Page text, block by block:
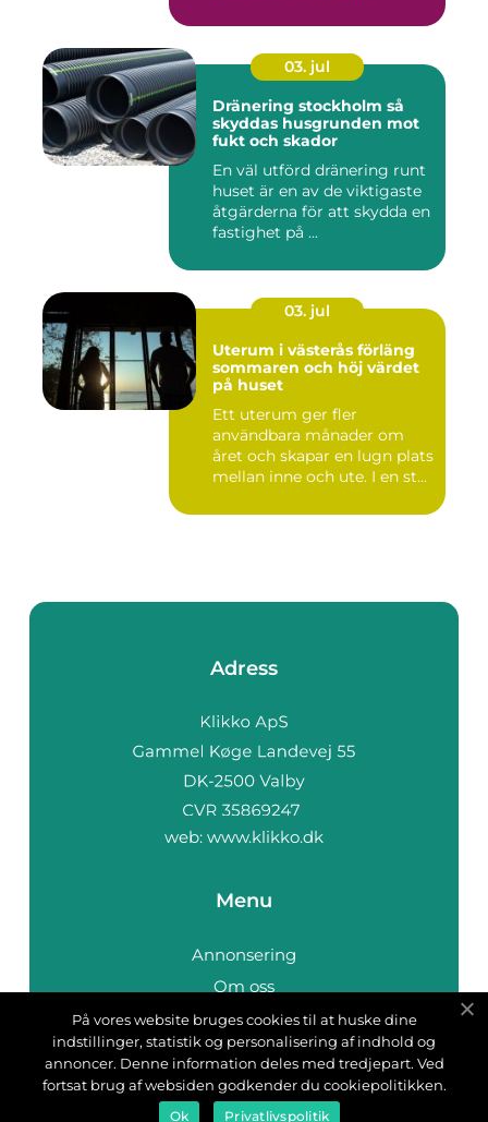
03. jul
Dränering stockholm så
skyddas husgrunden mot
fukt och skador
En väl utförd dränering runt
huset är en av de viktigaste
åtgärderna för att skydda en
fastighet på ...
03. jul
Uterum i västerås förläng
sommaren och höj värdet
på huset
Ett uterum ger fler
användbara månader om
året och skapar en lugn plats
mellan inne och ute. I en st...
Adress
web: www.klikko.dk
Menu
Annonsering
Om oss
Cookies
Kontakta oss
Sitemap
På vores website bruges cookies til at huske dine
indstillinger, statistik og personalisering af indhold og
annoncer. Denne information deles med tredjepart. Ved
fortsat brug af websiden godkender du cookiepolitikken.
Ok Privatlivspolitik